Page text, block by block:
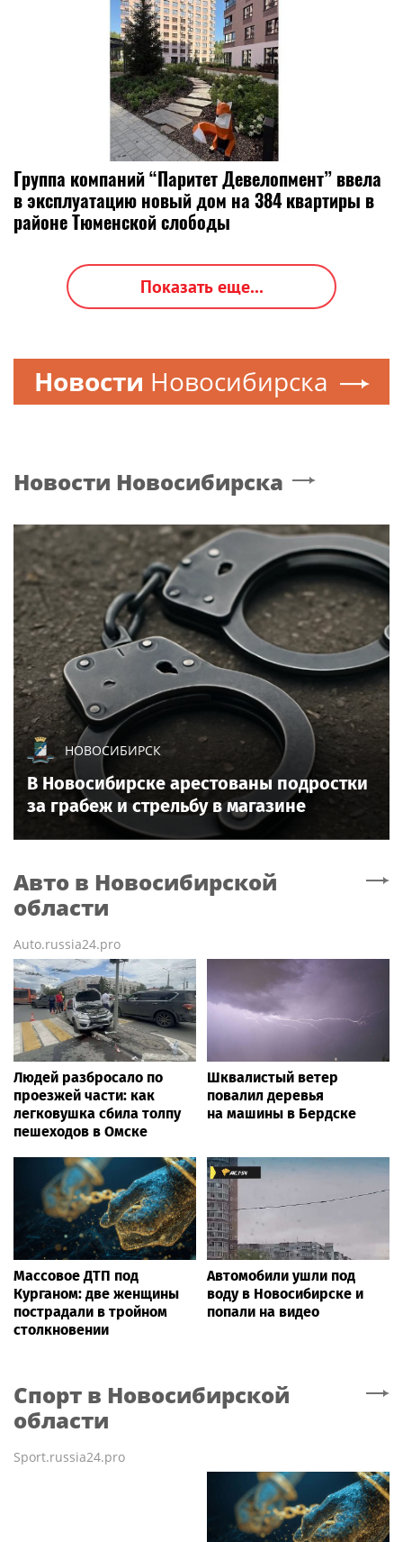
Группа компаний “Паритет Девелопмент” ввела
в эксплуатацию новый дом на 384 квартиры в
районе Тюменской слободы
Показать еще...
Новости Новосибирска
Новости Новосибирска
НОВОСИБИРСК
В Новосибирске арестованы подростки
за грабеж и стрельбу в магазине
Авто в Новосибирской
области
Auto.russia24.pro
Людей разбросало по
проезжей части: как
легковушка сбила толпу
пешеходов в Омске
Шквалистый ветер
повалил деревья
на машины в Бердске
Массовое ДТП под
Курганом: две женщины
пострадали в тройном
столкновении
Автомобили ушли под
воду в Новосибирске и
попали на видео
Спорт в Новосибирской
области
Sport.russia24.pro